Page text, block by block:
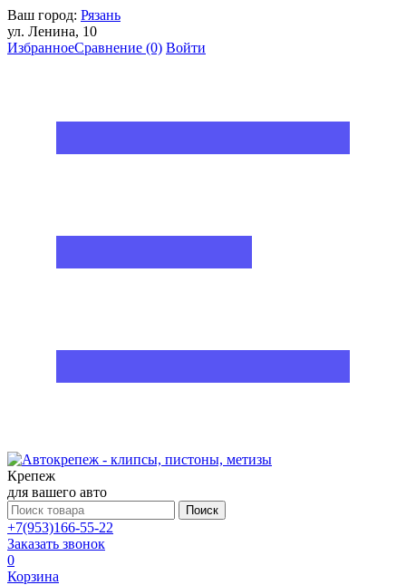
Ваш город: Рязань
ул. Ленина, 10
ИзбранноеСравнение (0) Войти
Крепеж
для вашего авто
Поиск
+7(953)166-55-22
Заказать звонок
0
Корзина